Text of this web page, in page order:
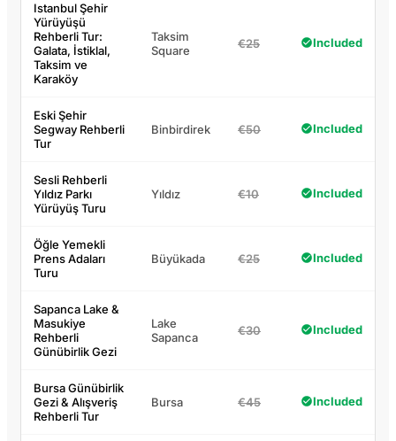
Istanbul Şehir
Yürüyüşü
Rehberli Tur:
Galata, İstiklal,
Taksim ve
Karaköy
Taksim
Square
€25 Included
Eski Şehir
Segway Rehberli
Tur
Binbirdirek €50 Included
Sesli Rehberli
Yıldız Parkı
Yürüyüş Turu
Yıldız €10 Included
Öğle Yemekli
Prens Adaları
Turu
Büyükada €25 Included
Sapanca Lake &
Masukiye
Rehberli
Günübirlik Gezi
Lake
Sapanca
€30 Included
Bursa Günübirlik
Gezi & Alışveriş
Rehberli Tur
Bursa €45 Included